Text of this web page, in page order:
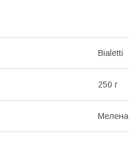
Bialetti
250 г
Мелена